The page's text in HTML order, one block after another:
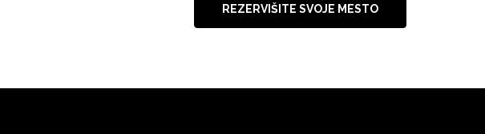
REZERVIŠITE SVOJE MESTO